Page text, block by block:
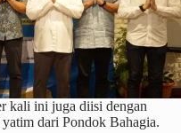
kali ini juga diisi dengan
dari Pondok Bahagia.